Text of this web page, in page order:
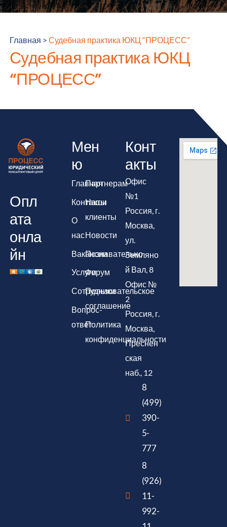
Главная >Судебная практика ЮКЦ “ПРОЦЕСС”
Судебная практика ЮКЦ
“ПРОЦЕСС”
Опл
ата
онла
йн
Мен
ю
Главная
Контакты
О
нас
Вакансии
Услуги
Сотрудники
Вопрос-
ответ
Партнерам
Наши
клиенты
Новости
Познавательно
Форум
Пользовательское
соглашение
Политика
конфиденциальности
Конт
акты
Офис
№1
Россия, г.
Москва,
ул.
Земляно
й Вал, 8
Офис №
2
Россия, г.
Москва,
Преснен
ская
наб., 12
8
(499)
390-
5-
777
8
(926)
11-
992-